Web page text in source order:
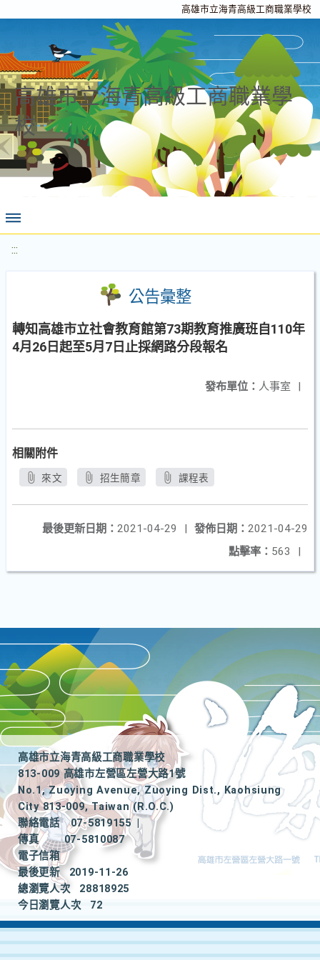
高雄市立海青高級工商職業學校
高雄市立海青高級工商職業學
校
:::
公告彙整
轉知高雄市立社會教育館第73期教育推廣班自110年
4月26日起至5月7日止採網路分段報名
發布單位： 人事室 |
相關附件
來文 招生簡章 課程表
發佈日期： 2021-04-29
最後更新日期： 2021-04-29
|
點擊率： 563 |
高雄市立海青高級工商職業學校
813-009 高雄市左營區左營大路1號
No.1, Zuoying Avenue, Zuoying Dist., Kaohsiung
City 813-009, Taiwan (R.O.C.)
聯絡電話
07-5819155
|
傳真
07-5810087
電子信箱
最後更新
2019-11-26
總瀏覽人次
28818925
今日瀏覽人次
72